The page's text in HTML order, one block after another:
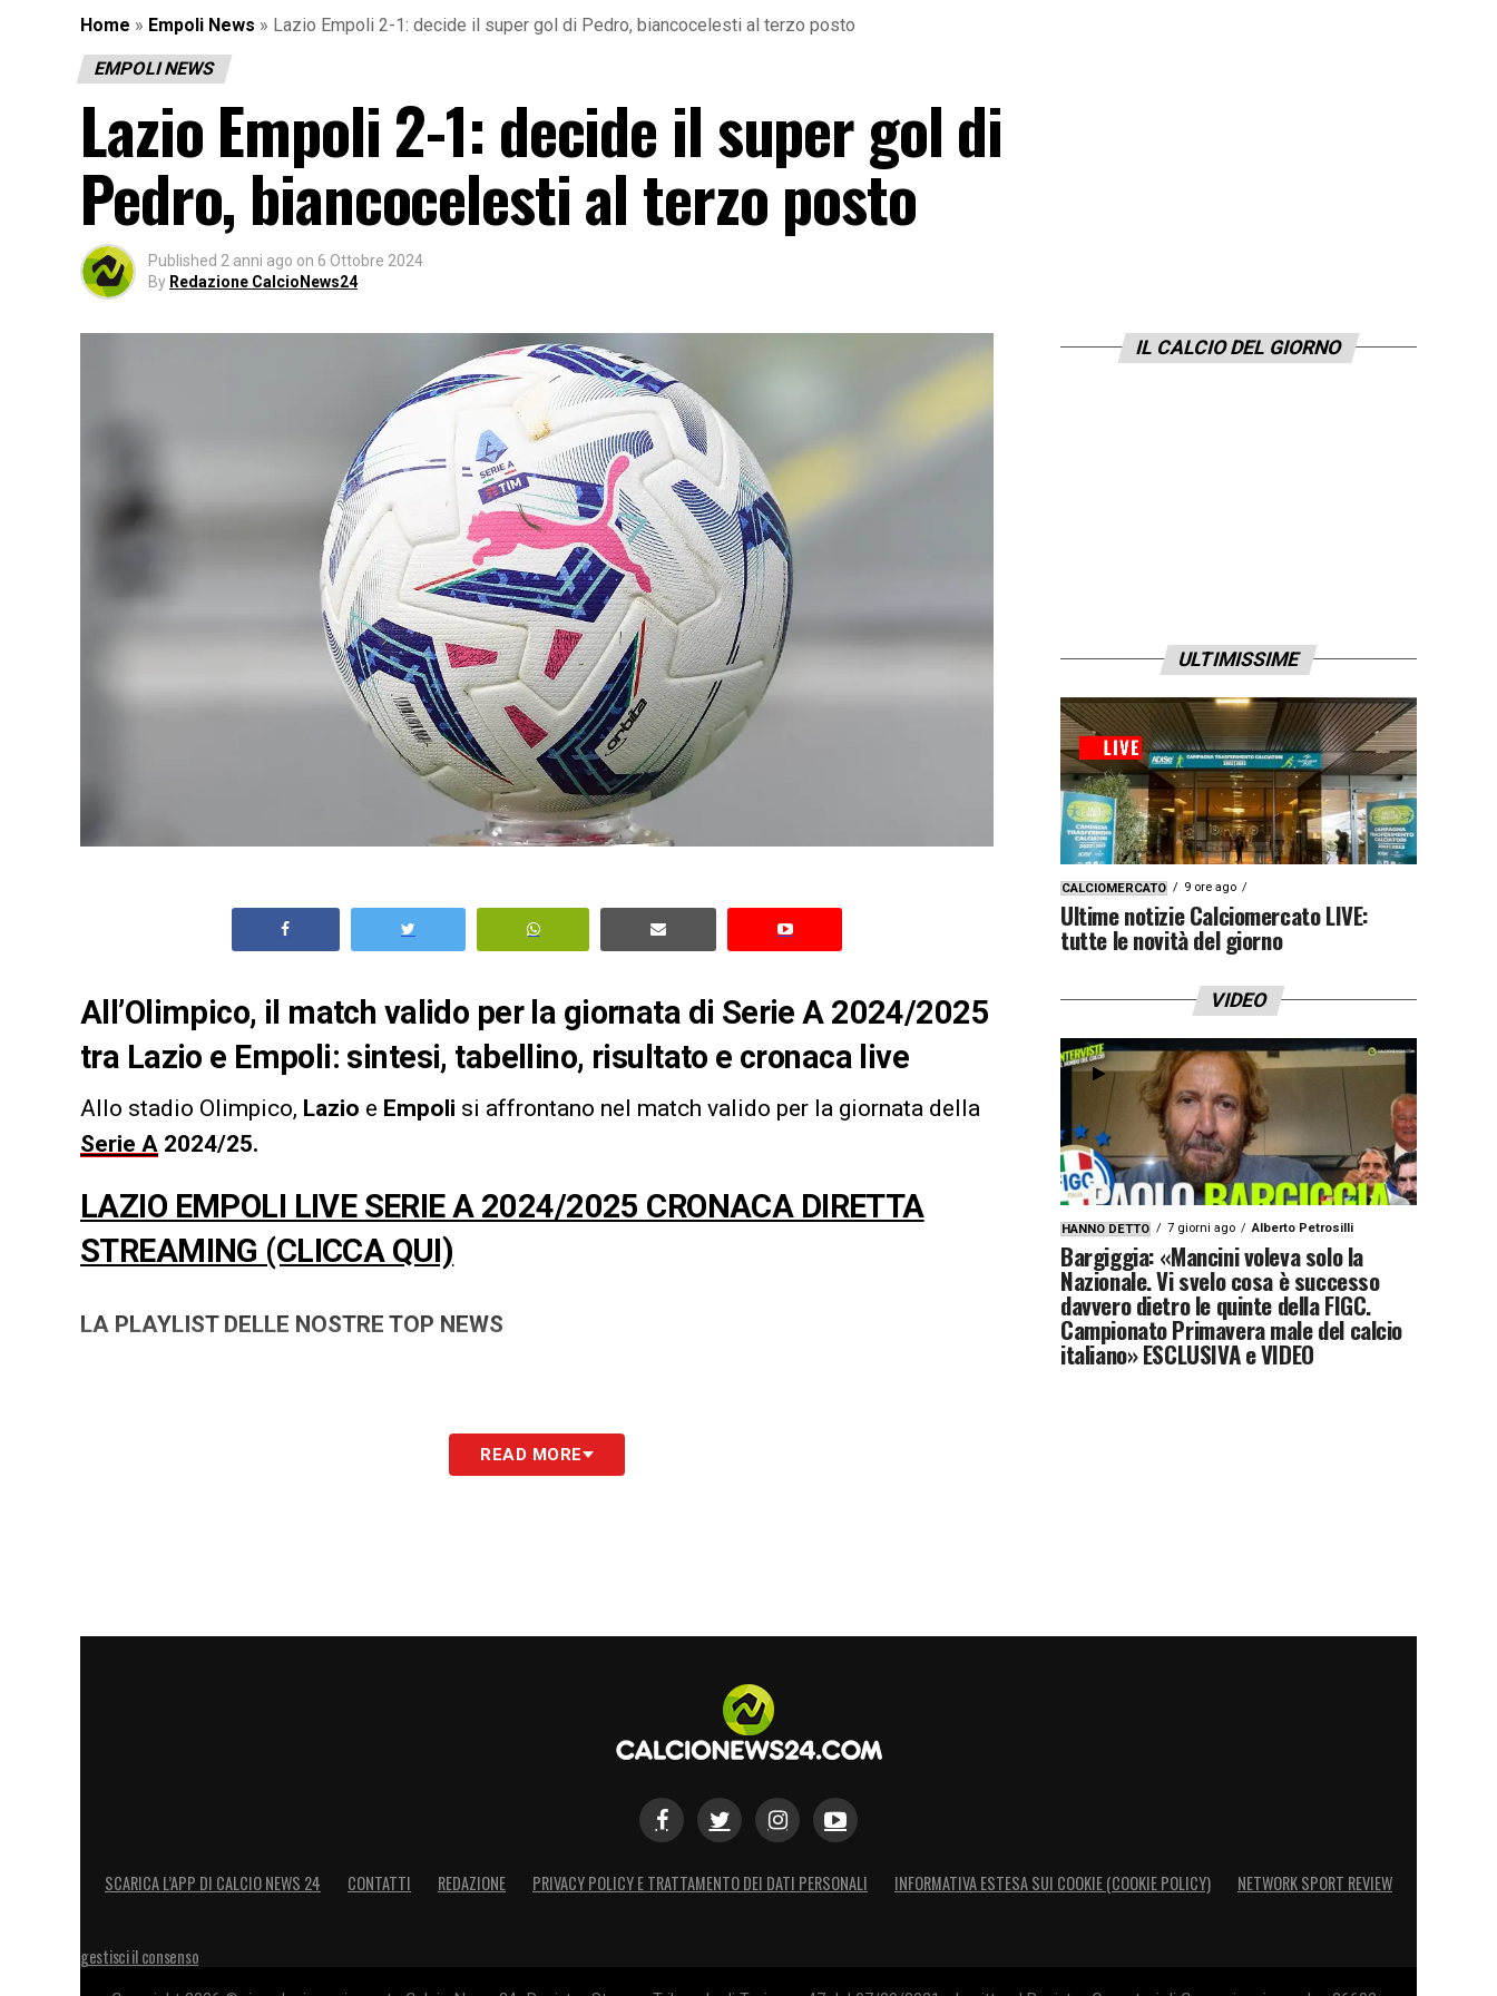
Home » Empoli News » Lazio Empoli 2-1: decide il super gol di Pedro, biancocelesti al terzo posto
EMPOLI NEWS
Lazio Empoli 2-1: decide il super gol di
Pedro, biancocelesti al terzo posto
Published 2 anni ago on 6 Ottobre 2024
By Redazione CalcioNews24
All’Olimpico, il match valido per la giornata di Serie A 2024/2025
tra Lazio e Empoli: sintesi, tabellino, risultato e cronaca live
Allo stadio Olimpico, Lazio e Empoli si affrontano nel match valido per la giornata della
Serie A 2024/25.
LAZIO EMPOLI LIVE SERIE A 2024/2025 CRONACA DIRETTA
STREAMING (CLICCA QUI)
LA PLAYLIST DELLE NOSTRE TOP NEWS
READ MORE
IL CALCIO DEL GIORNO
ULTIMISSIME
CALCIOMERCATO 9 ore ago
Ultime notizie Calciomercato LIVE:
tutte le novità del giorno
VIDEO
HANNO DETTO 7 giorni ago Alberto Petrosilli
Bargiggia: «Mancini voleva solo la
Nazionale. Vi svelo cosa è successo
davvero dietro le quinte della FIGC.
Campionato Primavera male del calcio
italiano» ESCLUSIVA e VIDEO
SCARICA L’APP DI CALCIO NEWS 24 CONTATTI REDAZIONE PRIVACY POLICY E TRATTAMENTO DEI DATI PERSONALI INFORMATIVA ESTESA SUI COOKIE (COOKIE POLICY) NETWORK SPORT REVIEW
gestisci il consenso